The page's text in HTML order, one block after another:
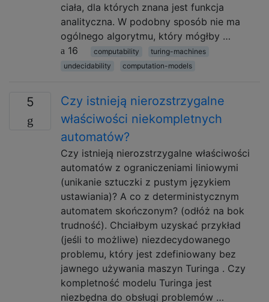
ciała, dla których znana jest funkcja
analityczna. W podobny sposób nie ma
ogólnego algorytmu, który mógłby …
16
computability
turing-machines
undecidability
computation-models
5
Czy istnieją nierozstrzygalne
właściwości niekompletnych
automatów?
Czy istnieją nierozstrzygalne właściwości
automatów z ograniczeniami liniowymi
(unikanie sztuczki z pustym językiem
ustawiania)? A co z deterministycznym
automatem skończonym? (odłóż na bok
trudność). Chciałbym uzyskać przykład
(jeśli to możliwe) niezdecydowanego
problemu, który jest zdefiniowany bez
jawnego używania maszyn Turinga . Czy
kompletność modelu Turinga jest
niezbędna do obsługi problemów …